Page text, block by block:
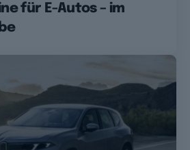
für E-Autos – im